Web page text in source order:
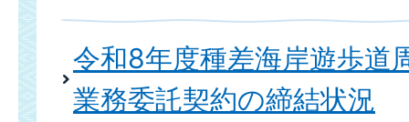
令和8年度種差海岸遊歩道
業務委託契約の締結状況